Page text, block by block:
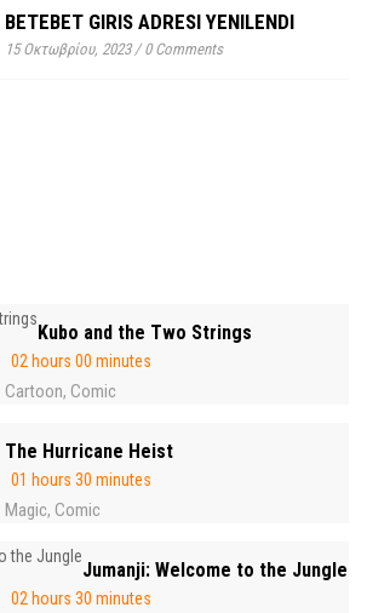
BETEBET GIRIS ADRESI YENILENDI
15 Οκτωβρίου, 2023/0 Comments
Kubo and the Two Strings
02 hours 00 minutes
Cartoon, Comic
The Hurricane Heist
01 hours 30 minutes
Magic, Comic
Jumanji: Welcome to the Jungle
02 hours 30 minutes